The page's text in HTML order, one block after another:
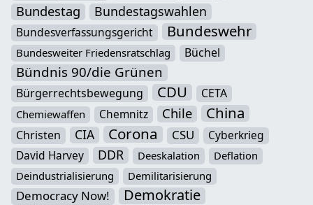
Bundestag Bundestagswahlen
Bundesverfassungsgericht Bundeswehr
Bundesweiter Friedensratschlag Büchel
Bündnis 90/die Grünen
Bürgerrechtsbewegung CDU CETA
Chemiewaffen Chemnitz Chile China
Christen CIA Corona CSU
Cyberkrieg
David Harvey
DDR Deeskalation
Deflation
Deindustrialisierung
Demilitarisierung
Democracy Now! Demokratie